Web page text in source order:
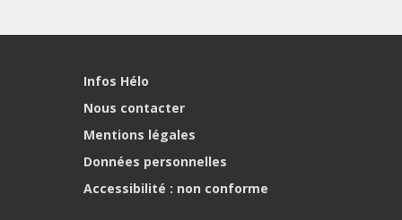
Infos Hélo
Nous contacter
Mentions légales
Données personnelles
Accessibilité : non conforme